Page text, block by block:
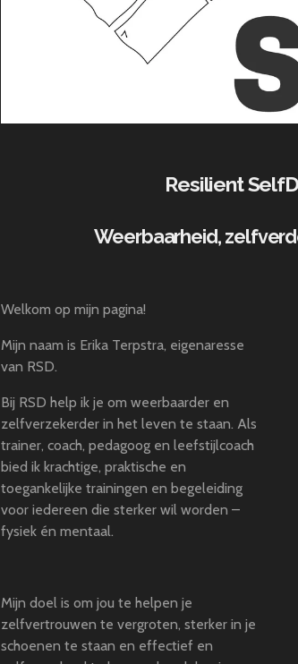
Resilient
Weerbaarheid,
Welkom op mijn pagina!
Mijn naam is Erika Terpstra, eigenaresse
van RSD.
Bij RSD help ik je om weerbaarder en
zelfverzekerder in het leven te staan. Als
trainer, coach, pedagoog en leefstijlcoach
bied ik krachtige, praktische en
toegankelijke trainingen en begeleiding
voor iedereen die sterker wil worden –
fysiek én mentaal.
Mijn doel is om jou te helpen je
zelfvertrouwen te vergroten, sterker in je
schoenen te staan en effectief en